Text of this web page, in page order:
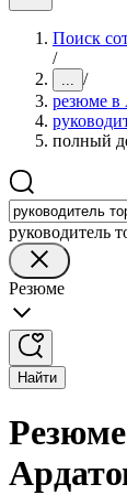
Поиск
/
... /
резюме в
полный
руководитель
Резюме
Найти